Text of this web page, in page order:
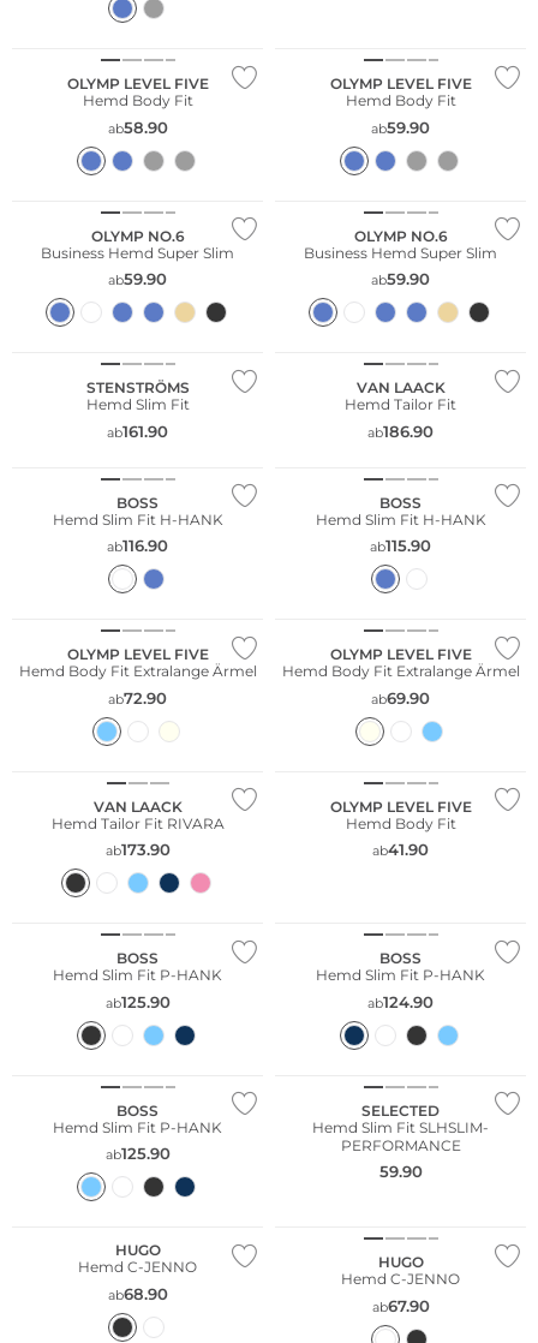
OLYMP LEVEL FIVE
Hemd Body Fit
ab58.90
OLYMP LEVEL FIVE
Hemd Body Fit
ab59.90
Große Größen
Nachhaltig
OLYMP NO.6
Business Hemd Super Slim
ab59.90
Große Größen
Nachhaltig
OLYMP NO.6
Business Hemd Super Slim
ab59.90
STENSTRÖMS
Hemd Slim Fit
ab161.90
VAN LAACK
Hemd Tailor Fit
ab186.90
BOSS
Hemd Slim Fit H-HANK
ab116.90
BOSS
Hemd Slim Fit H-HANK
ab115.90
OLYMP LEVEL FIVE
Hemd Body Fit Extralange Ärmel
ab72.90
OLYMP LEVEL FIVE
Hemd Body Fit Extralange Ärmel
ab69.90
Große Größen
VAN LAACK
Hemd Tailor Fit RIVARA
ab173.90
XL Ärmellänge
OLYMP LEVEL FIVE
Hemd Body Fit
ab41.90
Bestseller
BOSS
Hemd Slim Fit P-HANK
ab125.90
BOSS
Hemd Slim Fit P-HANK
ab124.90
BOSS
Hemd Slim Fit P-HANK
ab125.90
Nachhaltig
SELECTED
Hemd Slim Fit SLHSLIM-
PERFORMANCE
59.90
HUGO
Hemd C-JENNO
ab68.90
HUGO
Hemd C-JENNO
ab67.90